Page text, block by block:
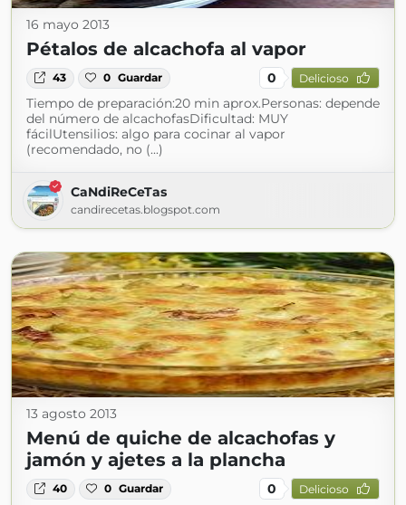
16 mayo 2013
Pétalos de alcachofa al vapor
43 0 Guardar 0 Delicioso
Tiempo de preparación:20 min aprox.Personas: depende
del número de alcachofasDificultad: MUY
fácilUtensilios: algo para cocinar al vapor
(recomendado, no (...)
CaNdiReCeTas
candirecetas.blogspot.com
13 agosto 2013
Menú de quiche de alcachofas y
jamón y ajetes a la plancha
40 0 Guardar 0 Delicioso